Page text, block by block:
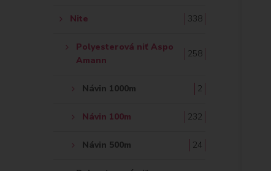
Nite 338
Polyesterová niť Aspo
Amann
258
Návin 1000m 2
Návin 100m 232
Návin 500m 24